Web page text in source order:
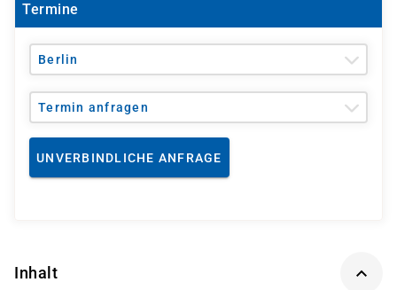
Termine
Berlin
Termin anfragen
UNVERBINDLICHE ANFRAGE
Inhalt